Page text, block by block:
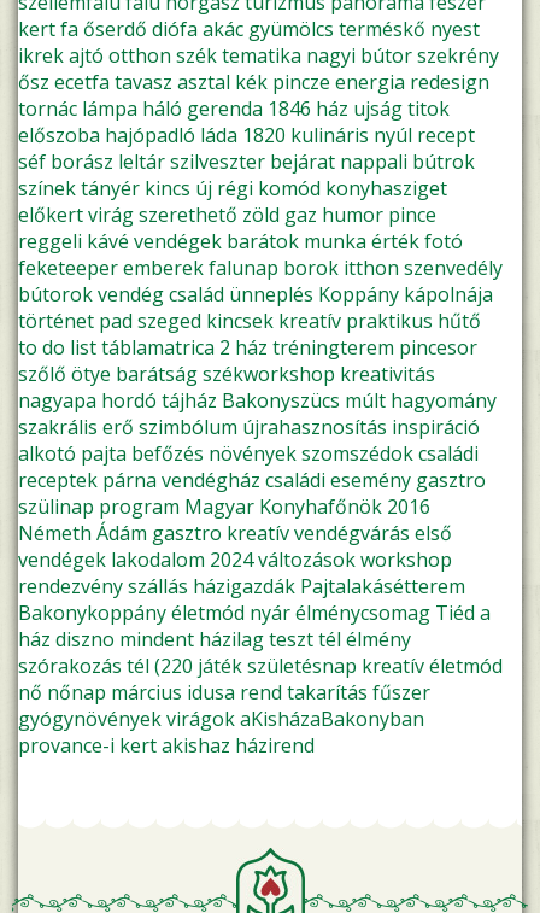
kertfa őserdő diófa akác gyümölcs terméskő nyest
ikrekajtó otthon széktematika nagyi bútorszekrény
ősz ecetfa tavasz asztal kék pincze energia redesign
tornác lámpa háló gerenda 1846 ház ujságtitok
előszoba hajópadló láda 1820 kulináris nyúl recept
séf borász leltárszilveszter bejárat nappali bútrok
színektányér kincs új régi komód konyhasziget
előkertvirágszerethető zöld gaz humor pince
reggeli kávé vendégek barátok munka értékfotó
feketeeperemberekfalunap borok itthon szenvedély
bútorokvendégcsalád ünneplés Koppány kápolnája
történet pad szeged kincsek kreatív praktikus hűtő
to do listtáblamatrica 2 ház tréningterem pincesor
szőlő ötye barátságszékworkshop kreativitás
nagyapa hordó tájház Bakonyszücs múlt hagyomány
szakrális erő szimbólum újrahasznosítás inspiráció
alkotó pajta befőzés növényekszomszédokcsaládi
receptek párna vendégház családi esemény gasztro
szülinap program Magyar Konyhafőnök 2016
Németh Ádám gasztro kreatívvendégvárás első
vendégek lakodalom 2024változásokworkshop
rendezvényszállás házigazdák Pajtalakásétterem
Bakonykoppányéletmód nyárélménycsomag Tiéd a
ház diszno mindent házilagteszttél élmény
szórakozás tél (220 játékszületésnap kreatív életmód
nő nőnap március idusa rend takarítás fűszer
gyógynövényekvirágokaKisházaBakonyban
provance-i kertakishaz házirend